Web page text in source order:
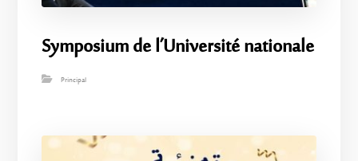
Symposium de l’Université nationale
Principal